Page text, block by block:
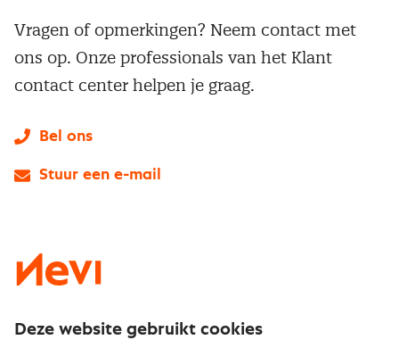
Vragen of opmerkingen? Neem contact met
ons op. Onze professionals van het Klant
contact center helpen je graag.
Bel ons
Stuur een e-mail
Deze website gebruikt cookies